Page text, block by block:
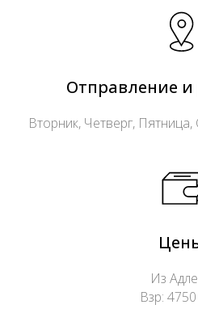
Отправление и
Вторник, Четверг,
Из
Взр: